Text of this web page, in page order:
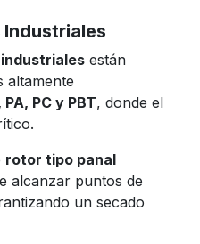
están
altamente
PA, PC y PBT, donde el
rotor tipo panal
alcanzar puntos de
un secado